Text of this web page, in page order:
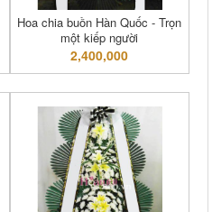
Hoa chia buồn Hàn Quốc - Trọn
một kiếp người
2,400,000